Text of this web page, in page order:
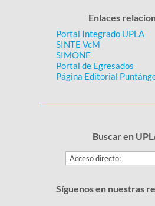
Enlaces
Portal Integrado UPLA
SINTE VcM
SIMONE
Portal de Egresados
Página Editorial
Buscar en
Síguenos en nuestras